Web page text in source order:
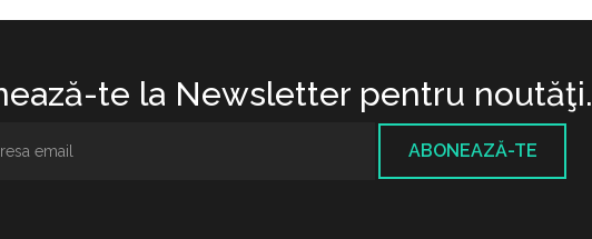
te la Newsletter pentru noutăţi.
ABONEAZĂ-TE